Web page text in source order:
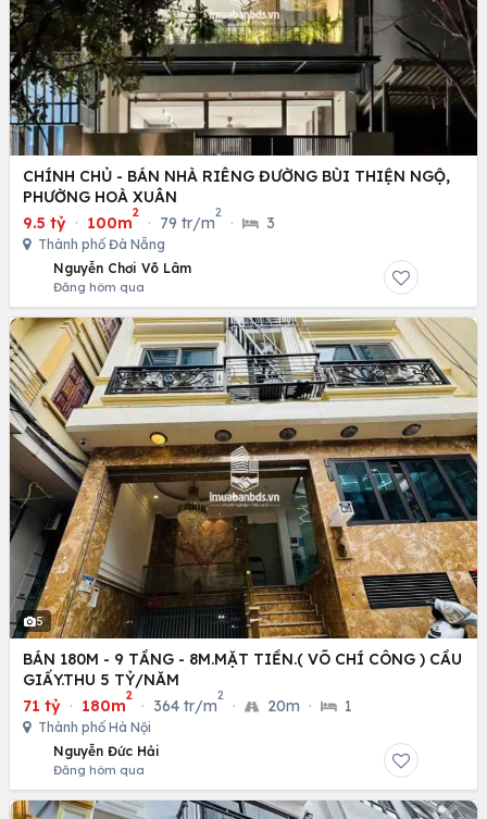
CHÍNH CHỦ - BÁN NHÀ RIÊNG ĐƯỜNG BÙI THIỆN NGỘ,
PHƯỜNG HOÀ XUÂN
9.5 tỷ · 100m
2
· 79 tr/m
2
· 3
Thành phố Đà Nẵng
Nguyễn Chơi Võ Lâm
Đăng hôm qua
5
BÁN 180M - 9 TẦNG - 8M.MẶT TIỀN.( VÕ CHÍ CÔNG ) CẦU
GIẤY.THU 5 TỶ/NĂM
71 tỷ · 180m
2
· 364 tr/m
2
· 20m · 1
Thành phố Hà Nội
Nguyễn Đức Hải
Đăng hôm qua